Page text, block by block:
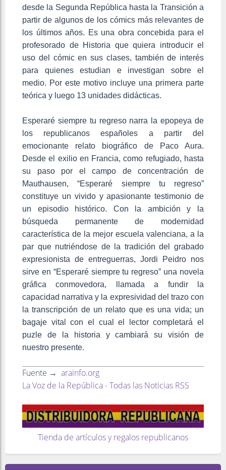
desde la Segunda República hasta la Transición a
partir de algunos de los cómics más relevantes de
los últimos años. Es una obra concebida para el
profesorado de Historia que quiera introducir el
uso del cómic en sus clases, también de interés
para quienes estudian e investigan sobre el
medio. Por este motivo incluye una primera parte
teórica y luego 13 unidades didácticas.
Esperaré siempre tu regreso narra la epopeya de
los republicanos españoles a partir del
emocionante relato biográfico de Paco Aura.
Desde el exilio en Francia, como refugiado, hasta
su paso por el campo de concentración de
Mauthausen, “Esperaré siempre tu regreso”
constituye un vivido y apasionante testimonio de
un episodio histórico. Con la ambición y la
búsqueda permanente de modernidad
característica de la mejor escuela valenciana, a la
par que nutriéndose de la tradición del grabado
expresionista de entreguerras, Jordi Peidro nos
sirve en “Esperaré siempre tu regreso” una novela
gráfica conmovedora, llamada a fundir la
capacidad narrativa y la expresividad del trazo con
la transcripción de un relato que es una vida; un
bagaje vital con el cual el lector completará el
puzle de la historia y cambiará su visión de
nuestro presente.
Fuente → arainfo.org
La Voz de la República - Todas las Noticias RSS
Tienda de artículos y regalos republicanos